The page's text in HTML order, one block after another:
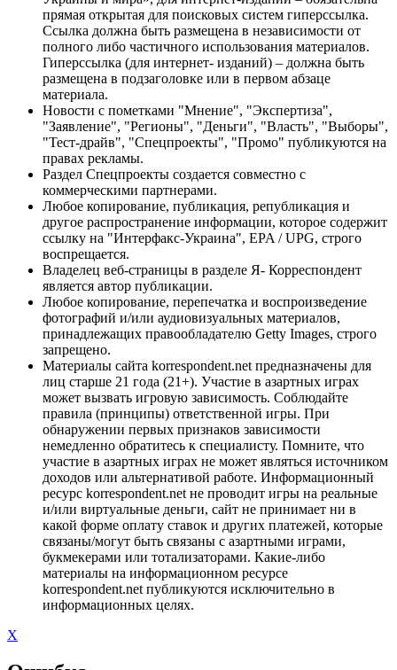
прямая открытая для поисковых систем гиперссылка.
Ссылка должна быть размещена в независимости от
полного либо частичного использования материалов.
Гиперссылка (для интернет- изданий) – должна быть
размещена в подзаголовке или в первом абзаце
материала.
Новости с пометками "Мнение", "Экспертиза",
"Заявление", "Регионы", "Деньги", "Власть", "Выборы",
"Тест-драйв", "Спецпроекты", "Промо" публикуются на
правах рекламы.
Раздел Спецпроекты создается совместно с
коммерческими партнерами.
Любое копирование, публикация, републикация и
другое распространение информации, которое содержит
ссылку на "Интерфакс-Украина", EPA / UPG, строго
воспрещается.
Владелец веб-страницы в разделе Я- Корреспондент
является автор публикации.
Любое копирование, перепечатка и воспроизведение
фотографий и/или аудиовизуальных материалов,
принадлежащих правообладателю Getty Images, строго
запрещено.
Материалы сайта korrespondent.net предназначены для
лиц старше 21 года (21+). Участие в азартных играх
может вызвать игровую зависимость. Соблюдайте
правила (принципы) ответственной игры. При
обнаружении первых признаков зависимости
немедленно обратитесь к специалисту. Помните, что
участие в азартных играх не может являться источником
доходов или альтернативой работе. Информационный
ресурс korrespondent.net не проводит игры на реальные
и/или виртуальные деньги, сайт не принимает ни в
какой форме оплату ставок и других платежей, которые
связаны/могут быть связаны с азартными играми,
букмекерами или тотализаторами. Какие-либо
материалы на информационном ресурсе
korrespondent.net публикуются исключительно в
информационных целях.
X